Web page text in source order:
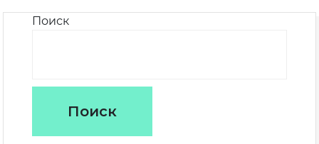
Поиск
Поиск